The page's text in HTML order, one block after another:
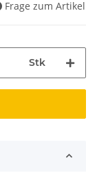
Frage zum Artikel
Stk